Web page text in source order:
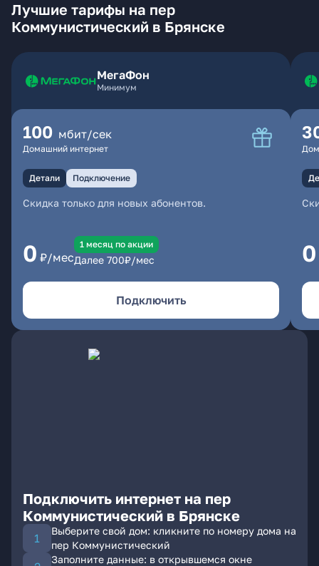
Лучшие тарифы на пер
Коммунистический в Брянске
МегаФон
Минимум
100 мбит/сек
Домашний интернет
Детали Подключение
Скидка только для новых абонентов.
0 ₽/мес
1 месяц по акции
Далее 700₽/мес
Подключить
0
Подключить интернет на пер
Коммунистический в Брянске
Выберите свой дом: кликните по номеру дома на
пер Коммунистический
Заполните данные: в открывшемся окне